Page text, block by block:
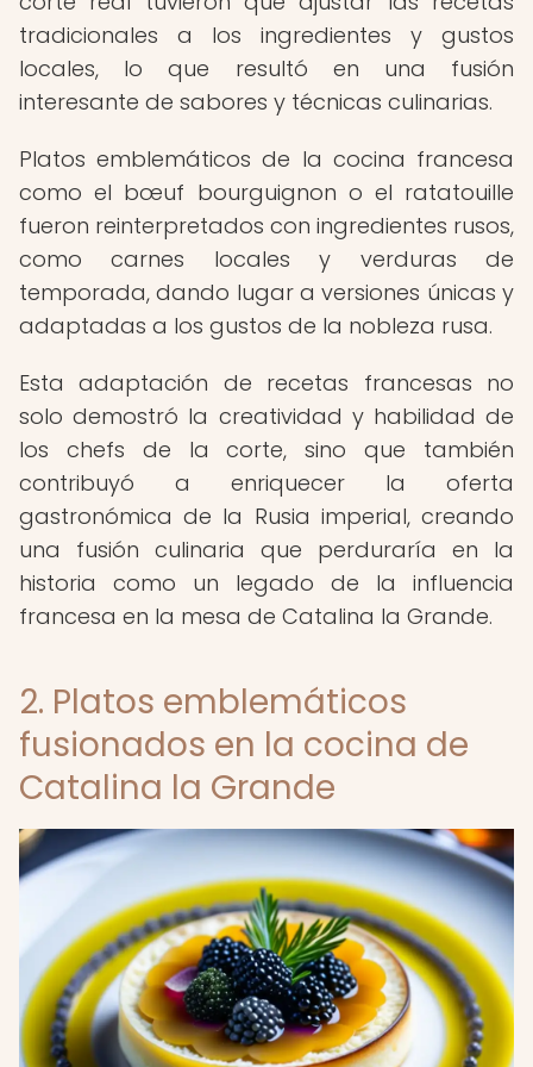
tradicionales a los ingredientes y gustos
locales, lo que resultó en una fusión
interesante de sabores y técnicas culinarias.
Platos emblemáticos de la cocina francesa
como el bœuf bourguignon o el ratatouille
fueron reinterpretados con ingredientes rusos,
como carnes locales y verduras de
temporada, dando lugar a versiones únicas y
adaptadas a los gustos de la nobleza rusa.
Esta adaptación de recetas francesas no
solo demostró la creatividad y habilidad de
los chefs de la corte, sino que también
contribuyó a enriquecer la oferta
gastronómica de la Rusia imperial, creando
una fusión culinaria que perduraría en la
historia como un legado de la influencia
francesa en la mesa de Catalina la Grande.
2. Platos emblemáticos
fusionados en la cocina de
Catalina la Grande